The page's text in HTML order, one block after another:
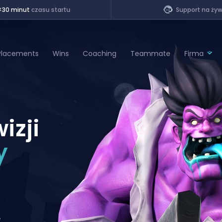
minutczasu startu Support na
Wins Coaching Teammate Firma